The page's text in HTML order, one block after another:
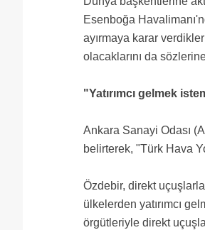
Esenboğa
ayırmaya karar
olacaklarını da
"Yatırımcı gelmek
Ankara Sanayi Odası
belirterek, "Türk Hava
Özdebir, direkt
ülkelerden yatırımcı
örgütleriyle direkt